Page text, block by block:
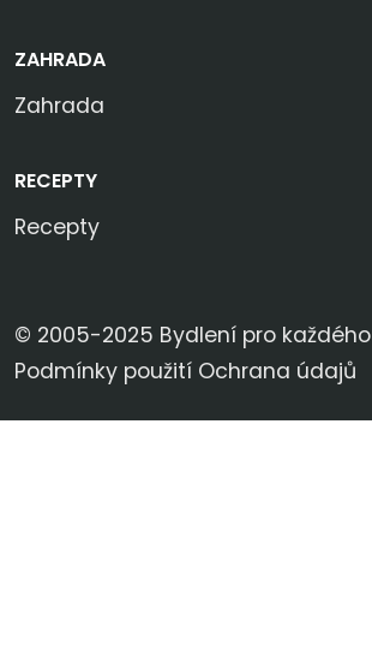
ZAHRADA
Zahrada
RECEPTY
Recepty
© 2005-2025 Bydlení pro každého
Podmínky použití Ochrana údajů